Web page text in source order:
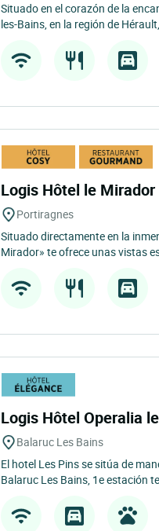
Situado en el corazón de la
les-Bains, en la región de
Logis Hôtel le
Portiragnes
Situado directamente en la
Mirador» te ofrece unas vistas
Logis Hôtel Operalia
Balaruc Les Bains
El hotel Les Pins se sitúa de
Balaruc Les Bains, 1e estación